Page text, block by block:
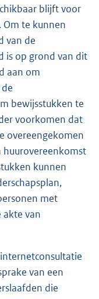
blijft voor
Om te kunnen
van de
is op grond van dit
aan om
bewijsstukken te
voorkomen dat
overeengekomen
kunnen
met
van
van een
die